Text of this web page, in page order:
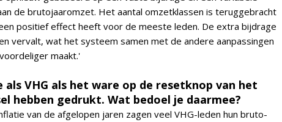
de brutojaaromzet. Het aantal omzetklassen is teruggebracht
positief effect heeft voor de meeste leden. De extra bijdrage
vervalt, wat het systeem samen met de andere aanpassingen
maakt.'
als VHG als het ware op de resetknop van het
hebben gedrukt. Wat bedoel je daarmee?
van de afgelopen jaren zagen veel VHG-leden hun bruto-